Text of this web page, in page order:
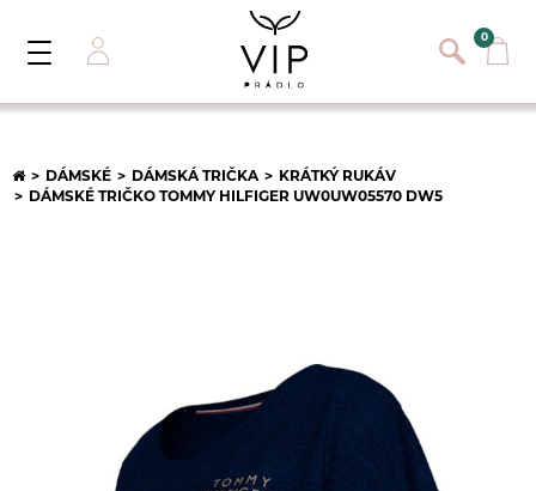
Přihlásit se
0
Toggle
DÁMSKÉ DÁMSKÁ TRIČKA
KRÁTKÝ RUKÁV
DÁMSKÉ TRIČKO TOMMY HILFIGER UW0UW05570 DW5